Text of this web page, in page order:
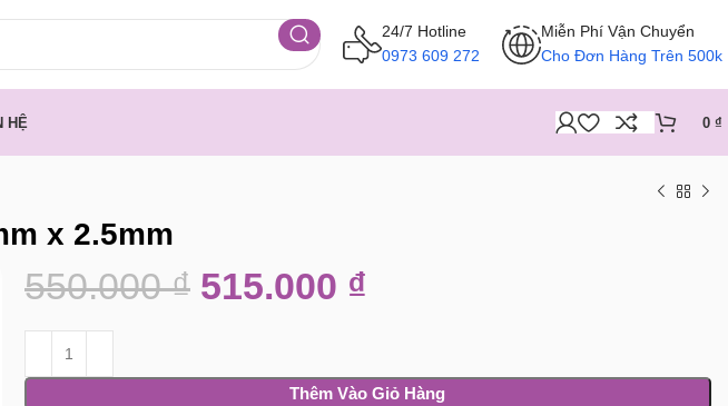
24/7 Hotline
0973 609 272
Miễn Phí Vận Chuyển
Cho Đơn Hàng Trên 500k
HỆ 0 ₫
x 2.5mm
550.000₫ 515.000 ₫
Thêm Vào Giỏ Hàng